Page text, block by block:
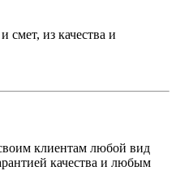
смет, из качества и
клиентам любой вид
качества и любым